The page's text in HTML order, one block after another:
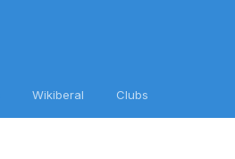
Wikiberal Clubs